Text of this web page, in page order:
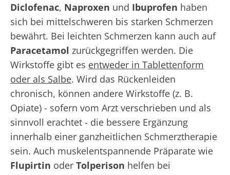
Diclofenac, Naproxen und Ibuprofen haben
sich bei mittelschweren bis starken Schmerzen
bewährt. Bei leichten Schmerzen kann auch auf
Paracetamol zurückgegriffen werden. Die
Wirkstoffe gibt es entweder in Tablettenform
oder als Salbe. Wird das Rückenleiden
chronisch, können andere Wirkstoffe (z. B.
Opiate) - sofern vom Arzt verschrieben und als
sinnvoll erachtet - die bessere Ergänzung
innerhalb einer ganzheitlichen Schmerztherapie
sein. Auch muskelentspannende Präparate wie
Flupirtin oder Tolperison helfen bei